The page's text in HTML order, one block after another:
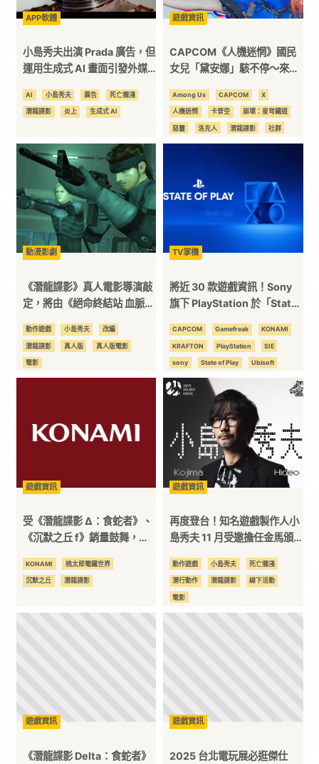
漫
二
次
元
｜
3C
科
技
全
方
訊
台
APP軟體
小島秀夫出演 Prada 廣告，但
運用生成式 AI 畫面引發外媒
AI 小島秀夫 廣告 死亡擱淺
潛龍諜影 炎上 生成式 AI
遊戲資訊
CAPCOM《人機迷惘》國民
女兒「黛安娜」駭不停～來看
Among Us CAPCOM X
人機迷惘 卡普空 崩壞：星穹鐵道
惡靈 洛克人 潛龍諜影 社群
鬼武者 魔物獵人 麥當勞
動漫影劇
《潛龍諜影》真人電影導演敲
定，將由《絕命終結站 血脈》
動作遊戲 小島秀夫 改編
潛龍諜影 真人版 真人版電影
電影
TV掌機
將近 30 款遊戲資訊！Sony
旗下 PlayStation 於「State
報！
CAPCOM Gamefreak KONAMI
KRAFTON PlayStation SIE
sony State of Play Ubisoft
光榮特庫摩 動作遊戲
射擊遊戲 惡靈古堡
星際大戰 格鬥遊戲
死亡擱淺 沉默之丘 漫威
潛龍諜影 生死格鬥
類銀河戰士惡魔城
遊戲資訊
受《潛龍諜影 Δ：食蛇者》、
《沉默之丘 f》銷量鼓舞，
下獲利新高
KONAMI 桃太郎電鐵世界
沉默之丘 潛龍諜影
遊戲資訊
再度登台！知名遊戲製作人小
島秀夫 11 月受邀擔任金馬頒
題
動作遊戲 小島秀夫 死亡擱淺
潛行動作 潛龍諜影 線下活動
電影
遊戲資訊
《潛龍諜影 Delta：食蛇者》
遊戲資訊
2025 台北電玩展必逛傑仕